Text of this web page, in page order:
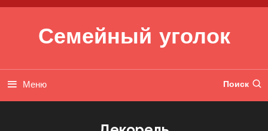
Перейти к содержимому
Семейный уголок
Меню Поиск